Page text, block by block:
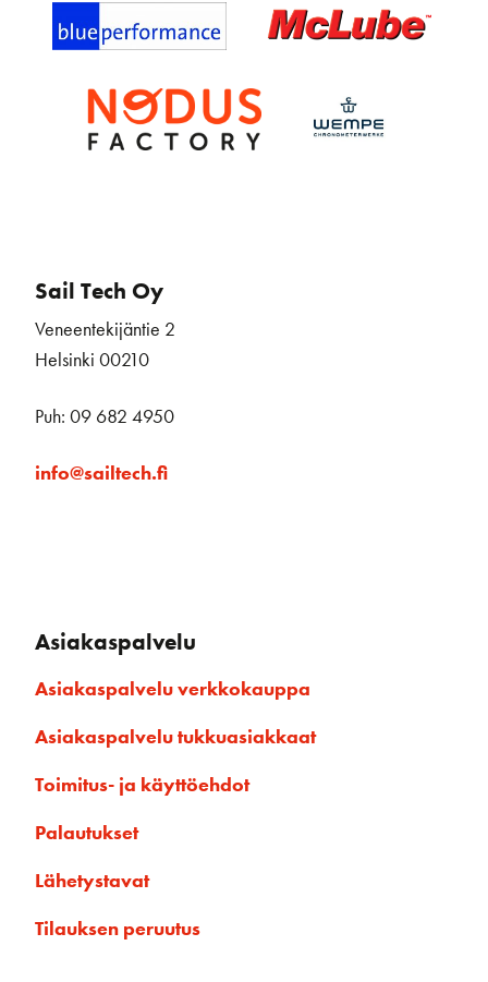
Sail Tech Oy
Veneentekijäntie 2
Helsinki 00210
Puh: 09 682 4950
info@sailtech.fi
Asiakaspalvelu
Asiakaspalvelu verkkokauppa
Asiakaspalvelu tukkuasiakkaat
Toimitus- ja käyttöehdot
Palautukset
Lähetystavat
Tilauksen peruutus